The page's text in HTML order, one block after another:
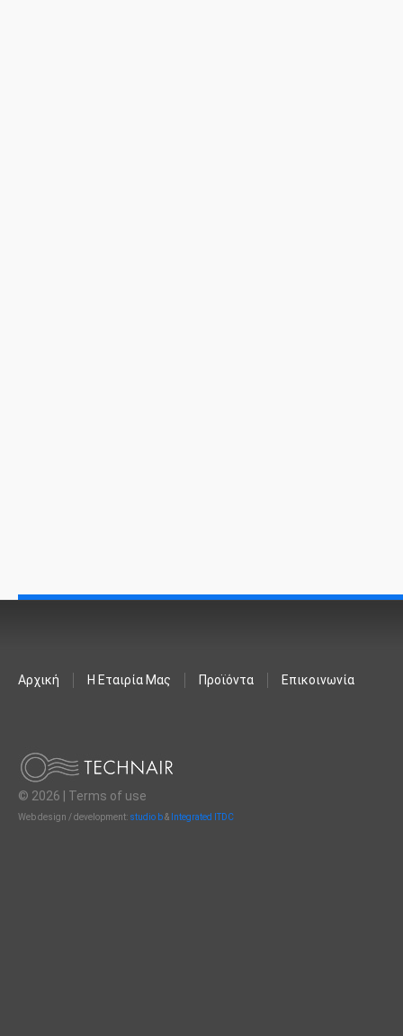
Αρχική Η Εταιρία Μας Προϊόντα Επικοινωνία
© 2026 | Terms of use
Web design / development: studio b& Integrated ITDC